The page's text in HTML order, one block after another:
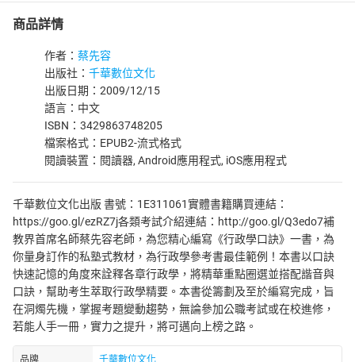
商品詳情
作者： 蔡先容
出版社： 千華數位文化
出版日期：2009/12/15
語言：中文
ISBN：3429863748205
檔案格式：EPUB2-流式格式
閱讀裝置：閱讀器, Android應用程式, iOS應用程式
千華數位文化出版 書號：1E311061實體書籍購買連結：
https://goo.gl/ezRZ7j各類考試介紹連結：http://goo.gl/Q3edo7補
教界首席名師蔡先容老師，為您精心編寫《行政學口訣》一書，為
你量身訂作的私塾式教材，為行政學參考書最佳範例！本書以口訣
快速記憶的角度來詮釋各章行政學，將精華重點圈選並搭配諧音與
口訣，幫助考生萃取行政學精要。本書從籌劃及至於編寫完成，旨
在洞燭先機，掌握考題變動趨勢，無論參加公職考試或在校進修，
若能人手一冊，實力之提升，將可邁向上榜之路。
品牌 千華數位文化